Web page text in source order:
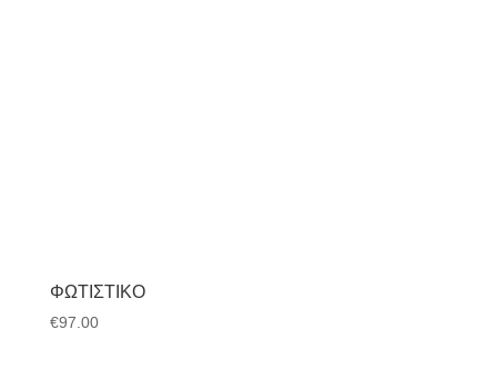
ΦΩΤΙΣΤΙΚΌ
€97.00